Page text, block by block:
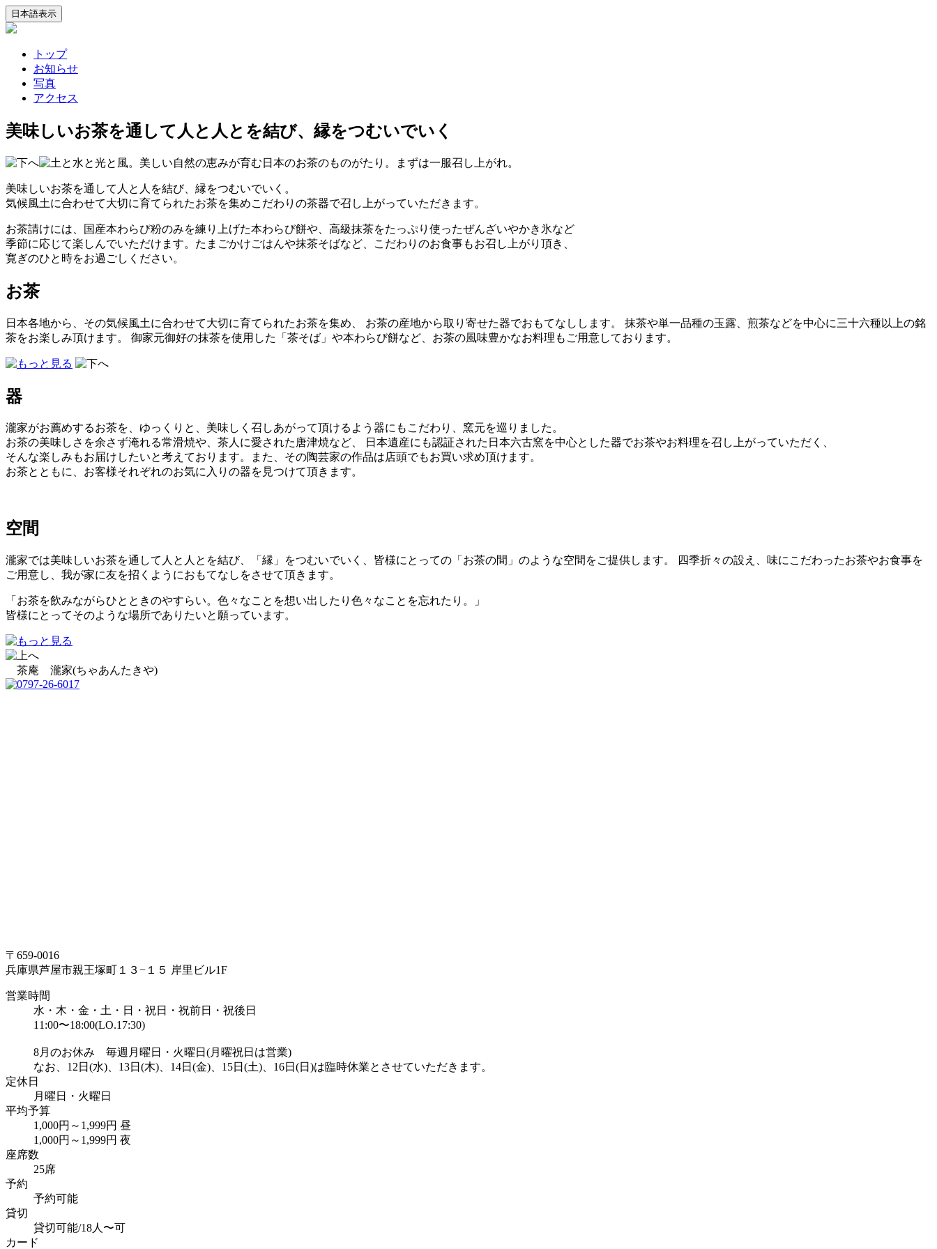
トップ
お知らせ
写真
アクセス
美味しいお茶を通して人と人とを結び、縁をつむいでいく
美味しいお茶を通して人と人を結び、縁をつむいでいく。
気候風土に合わせて大切に育てられたお茶を集めこだわりの茶器で召し上がっていただきます。
お茶請けには、国産本わらび粉のみを練り上げた本わらび餅や、高級抹茶をたっぷり使ったぜんざいやかき氷など
季節に応じて楽しんでいただけます。たまごかけごはんや抹茶そばなど、こだわりのお食事もお召し上がり頂き、
寛ぎのひと時をお過ごしください。
お茶
日本各地から、その気候風土に合わせて大切に育てられたお茶を集め、 お茶の産地から取り寄せた器でおもてなしします。 抹茶や単一品種の玉露、煎茶などを中心に三十六種以上の銘
茶をお楽しみ頂けます。 御家元御好の抹茶を使用した「茶そば」や本わらび餅など、お茶の風味豊かなお料理もご用意しております。
器
瀧家がお薦めするお茶を、ゆっくりと、美味しく召しあがって頂けるよう器にもこだわり、窯元を巡りました。
お茶の美味しさを余さず淹れる常滑焼や、茶人に愛された唐津焼など、 日本遺産にも認証された日本六古窯を中心とした器でお茶やお料理を召し上がっていただく、
そんな楽しみもお届けしたいと考えております。また、その陶芸家の作品は店頭でもお買い求め頂けます。
お茶とともに、お客様それぞれのお気に入りの器を見つけて頂きます。
空間
瀧家では美味しいお茶を通して人と人とを結び、「縁」をつむいでいく、皆様にとっての「お茶の間」のような空間をご提供します。 四季折々の設え、味にこだわったお茶やお食事を
ご用意し、我が家に友を招くようにおもてなしをさせて頂きます。
「お茶を飲みながらひとときのやすらい。色々なことを想い出したり色々なことを忘れたり。」
皆様にとってそのような場所でありたいと願っています。
茶庵 瀧家(ちゃあんたきや)
〒659-0016
兵庫県芦屋市親王塚町１３−１５ 岸里ビル1F
営業時間
水・木・金・土・日・祝日・祝前日・祝後日
11:00〜18:00(LO.17:30)
8月のお休み 毎週月曜日・火曜日(月曜祝日は営業)
なお、12日(水)、13日(木)、14日(金)、15日(土)、16日(日)は臨時休業とさせていただきます。
定休日
月曜日・火曜日
平均予算
1,000円～1,999円 昼
1,000円～1,999円 夜
座席数
25席
予約
予約可能
貸切
貸切可能/18人〜可
カード